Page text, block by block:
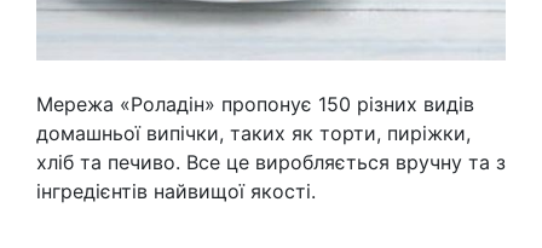
Мережа «Роладін» пропонує 150 різних видів
домашньої випічки, таких як торти, пиріжки,
хліб та печиво. Все це виробляється вручну та з
інгредієнтів найвищої якості.